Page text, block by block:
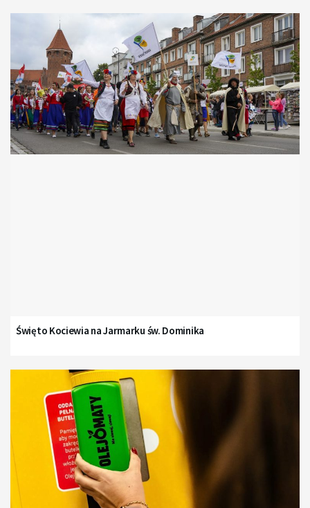
Święto Kociewia na Jarmarku św. Dominika